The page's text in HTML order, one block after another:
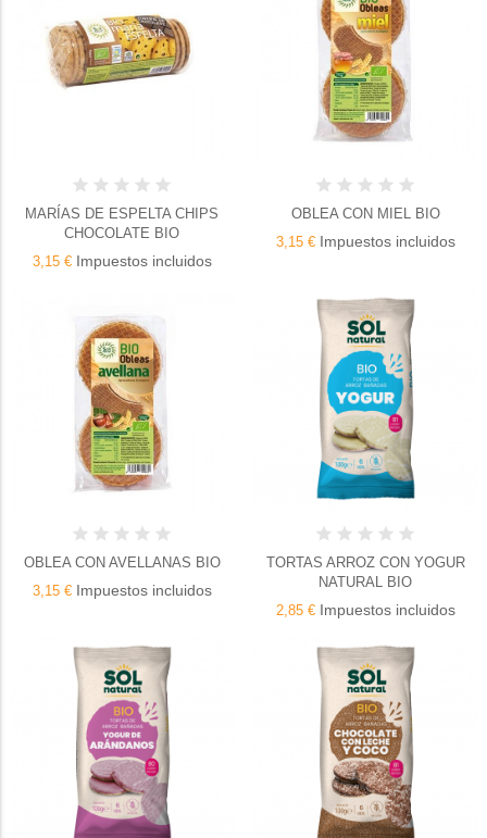
MARÍAS DE ESPELTA CHIPS
CHOCOLATE BIO
3,15 €Impuestos incluidos
OBLEA CON MIEL BIO
3,15 €Impuestos incluidos
OBLEA CON AVELLANAS BIO
3,15 €Impuestos incluidos
TORTAS ARROZ CON YOGUR
NATURAL BIO
2,85 €Impuestos incluidos